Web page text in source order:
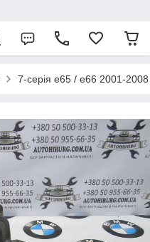
7-серія e65 / e66 2001-2008